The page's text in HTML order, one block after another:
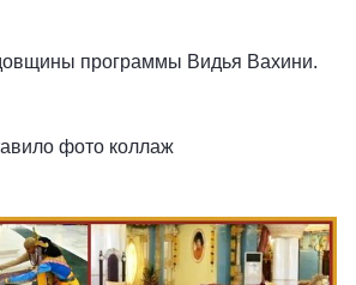
программы Видья Вахини.
фото коллаж